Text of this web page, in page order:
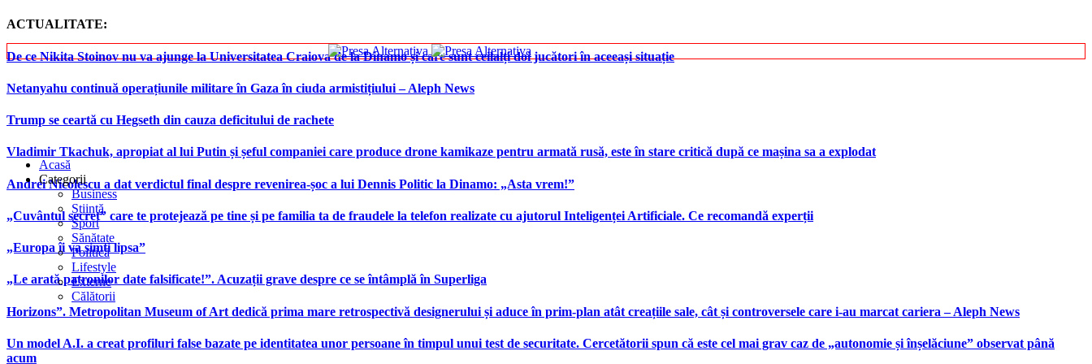
ACTUALITATE:
De ce Nikita Stoinov nu va ajunge la Universitatea Craiova de la Dinamo și care sunt ceilalți doi jucători în aceeași situație
Netanyahu continuă operațiunile militare în Gaza în ciuda armistițiului – Aleph News
Trump se ceartă cu Hegseth din cauza deficitului de rachete
Vladimir Tkachuk, apropiat al lui Putin și șeful companiei care produce drone kamikaze pentru armată rusă, este în stare critică după ce mașina sa a explodat
Andrei Nicolescu a dat verdictul final despre revenirea-șoc a lui Dennis Politic la Dinamo: „Asta vrem!”
„Cuvântul secret” care te protejează pe tine și pe familia ta de fraudele la telefon realizate cu ajutorul Inteligenței Artificiale. Ce recomandă experții
„Europa îi va simți lipsa”
„Le arată patronilor date falsificate!”. Acuzații grave despre ce se întâmplă în Superliga
Horizons”. Metropolitan Museum of Art dedică prima mare retrospectivă designerului și aduce în prim-plan atât creațiile sale, cât și controversele care i-au marcat cariera – Aleph News
Un model A.I. a creat profiluri false bazate pe identitatea unor persoane în timpul unui test de securitate. Cercetătorii spun că este cel mai grav caz de „autonomie și înșelăciune” observat până
acum
Acasă
Categorii
Business
Știință
Sport
Sănătate
Politică
Lifestyle
Externe
Călătorii